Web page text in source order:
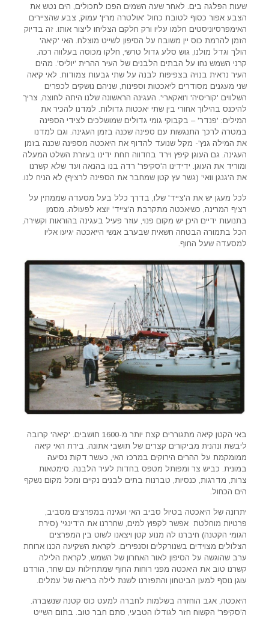
שעות הפלגה בים. לאחר שעה השמים הפכו לתכולים, הים נטש את
הצבע אפור כסוף לטובת כחול 'אולטרה מרין' עמוק, צבע שהציירים
האימפרסיוניסטים חלמו עליו ורק חלקם הצליחו ליצור אותו. זה בדיוק
הזמן להרמת כוס יין משובח על הסיפון לשייט מוצלח. האי 'קיאה'
הולך וגדל מולנו, גוש סלע גדול טרשי, חלקו מכוסה בעלווה רכה.
קרני השמש נחו על הבתים הלבנים של העיר ההרית 'יוליס'. מהים
העיר נראית בנויה בצפיפות לבנה על שתי גבעות צמודות. לאי קיאה
שני מעגנים מסודרים ליאכטות וספינות, שניהם נושקים לכפרים
השלווים 'קוריסיה' ו'ואקארי'. העגינה הראשונה שלנו היתה לחוצה, צריך
להיכנס בהילוך אחורי בין שתי יאכטות גדולות. למדנו להכיר את
המילים: 'פנדר' – בקבוקי גומי גדולים שמושלכים לצידי הספינה
במטרה לרכך התנגשות עם ספינה שכנה בזמן העגינה. וגם למדנו
את המילה גנץ'- מקל שנועד להדוף את היאכטה מספינה שכנה בזמן
העגינה. גם העוגן קיפץ וירד בחדווה תחת ידינו בעזרת השלט המעלה
ומוריד את העוגן. ידידינו ה'סקיפר' רדה בנו בהנאה ועד שלא קשרנו
את ה'גנגן וואי' (גשר עץ קטן שמחבר את הספינה לרציף) לא הניח לנו.
לכל מעגן יש את ה'צייד' שלו, בדרך כלל בעל מסעדה שממתין על
רציף המרינה, כשיאכטה מתקרבת ה'צייד' יוצא לפעולה. מסמן
בתנועות ידיים היכן יש מקום פנוי, עוזר פעיל בעגינה בהוראות וקשירה,
הכל בתמורה הבטחה חשאית שבערב אנשי הייאכטה יגיעו אליו
למסעדה שעל החוף.
באי הקטן קיאה מתגוררים קצת יותר מ-1600 תושבים. 'קיאה' קרובה
ליבשת ונהנית מביקורים קצרים של תושבי אתונה. בירת האי קיאה
ממומקמת על ההרים הירוקים במרכז האי, כעשר דקות נסיעה
במונית. כביש צר ומפותל מטפס בחדות לעיר הלבנה. סימטאות
צרות, מדרגות, כנסיות, טברנות בתים לבנים נקיים ומכל מקום נשקף
הים הכחול.
יתרונה של היאכטה בטיול סביב האי ועגינה במפרצים מסביב,
פרטיות מוחלטת אפשר לקפוץ למים, שחררנו את ה'דינגי' (סירת
הגומי הקטנה) חיברנו לה מנוע קטן ויצאנו לשוט בין המפרצים
הצלולים מצוידים בשנורקלים וסנפירים. לקראת השקיעה הכנו ארוחת
ערב שהוגשה על הסיפון לאור האחרון של השמש, לקראת הלילה
קשרנו טוב את היאכטה מפני רוחות החוף שמתחילות עם שחר, הורדנו
עוגן נוסף למען הביטחון והתפזרנו לשנת לילה בריאה של עמלים.
היאכטה, אגב הוחזרה בשלמות לחברה למעט כוס קטנה שנשברה.
ה'סקיפר' הקשוח חזר לגודלו הטבעי, סתם חבר טוב. בתום השייט